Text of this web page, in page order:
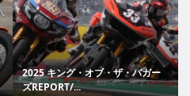
2025 キング・オブ・ザ・バガー
ズREPORT/...